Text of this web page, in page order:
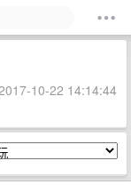
10-22 14:14:44